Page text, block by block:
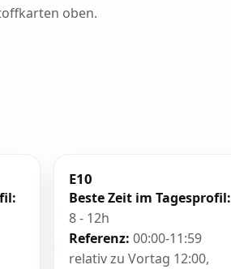
oben.
E10
Beste Zeit im Tagesprofil:
8 - 12h
Referenz: 00:00-11:59
relativ zu Vortag 12:00,